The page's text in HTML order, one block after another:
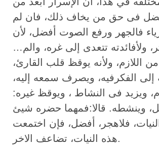
أفضل فى حق من يخاف ذلك، فان لم
فالجهر ورفع الصوت أفضل، لأن
ولأفائدته تتعدى إلى غره، والم…
اللازم، ولأنه يوقظ قلب القارئ،
الفكرفيه، ويصرف سمعه إليه،
ويزيد فى النشاط ، ويوقظ غيره:
وينشطه. قالا:فمهما حضره شيئ
فلاهجر، أفضل، فإن اختمعت
هذه النيات، تضاعف الاخر.